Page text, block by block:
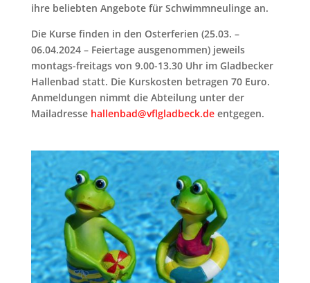
ihre beliebten Angebote für Schwimmneulinge an.
Die Kurse finden in den Osterferien (25.03. –
06.04.2024 – Feiertage ausgenommen) jeweils
montags-freitags von 9.00-13.30 Uhr im Gladbecker
Hallenbad statt. Die Kurskosten betragen 70 Euro.
Anmeldungen nimmt die Abteilung unter der
Mailadresse hallenbad@vflgladbeck.deentgegen.